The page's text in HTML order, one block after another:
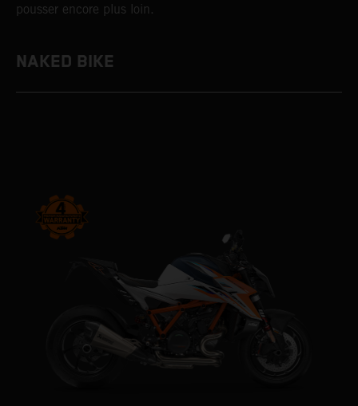
pousser encore plus loin.
NAKED BIKE